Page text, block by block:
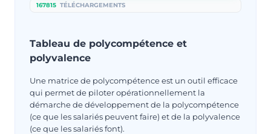
167815 TÉLÉCHARGEMENTS
Tableau de polycompétence et
polyvalence
Une matrice de polycompétence est un outil efficace
qui permet de piloter opérationnellement la
démarche de développement de la polycompétence
(ce que les salariés peuvent faire) et de la polyvalence
(ce que les salariés font).